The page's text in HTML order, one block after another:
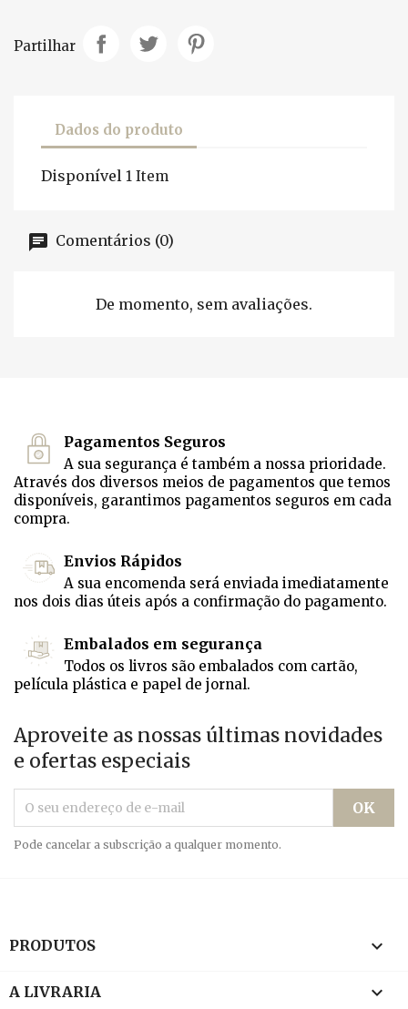
Partilhar
Dados do produto
Disponível 1 Item
Comentários (0)
De momento, sem avaliações.
Pagamentos Seguros
A sua segurança é também a nossa prioridade.
Através dos diversos meios de pagamentos que temos
disponíveis, garantimos pagamentos seguros em cada
compra.
Envios Rápidos
A sua encomenda será enviada imediatamente
nos dois dias úteis após a confirmação do pagamento.
Embalados em segurança
Todos os livros são embalados com cartão,
película plástica e papel de jornal.
Aproveite as nossas últimas novidades
e ofertas especiais
Pode cancelar a subscrição a qualquer momento.
PRODUTOS 
A LIVRARIA 